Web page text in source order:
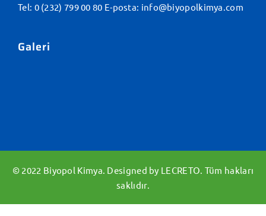
Tel: 0 (232) 799 00 80 E-posta: info@biyopolkimya.com
Galeri
© 2022 Biyopol Kimya. Designed by LECRETO . Tüm hakları
saklıdır.